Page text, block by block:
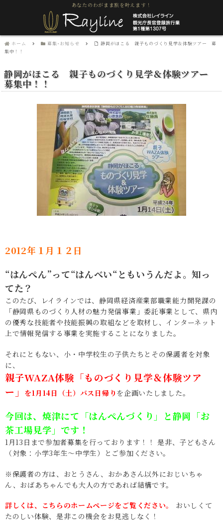
あなたのわがまま旅を叶えます！
ホーム 募集･お知らせ
静岡がほこる 親子ものづくり見学＆体験ツアー 募
集中！！
静岡がほこる 親子ものづくり見学＆体験ツアー
募集中！！
2012年１月１２日
“はんぺん”って“はんべい“ともいうんだよ。知っ
てた？
このたび、レイラインでは、静岡県経済産業部職業能力開発課の
「静岡県ものづくり人材の魅力発信事業」委託事業として、県内
の優秀な技能者や技能振興の取組などを取材し、インターネット
上で情報発信する事業を実施することになりました。
それにともない、小・中学校生の子供たちとその保護者を対象
に、
親子WAZA体験「ものづくり見学＆体験ツア
ー」
を1月14日（土）バス日帰り を企画いたしました。
今回は、焼津にて「はんぺんづくり」と静岡「お
茶工場見学」です！
1月13日まで参加者募集を行っております！！ 是非、子どもさん
（対象：小学3年生～中学生）とご参加ください。
※保護者の方は、おとうさん、おかあさん以外におじいちゃ
ん、おばあちゃんでも大人の方であれば結構です。
詳しくは、こちらのホームページをご覧ください。
おいしくて
たのしい体験、是非この機会をお見逃しなく！